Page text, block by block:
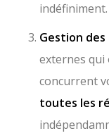
indéfiniment.
Gestion
externes
concurrent
toutes les